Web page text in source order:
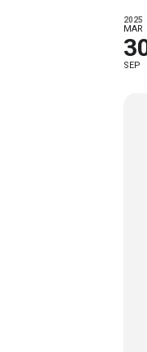
2025
MAR
SEP